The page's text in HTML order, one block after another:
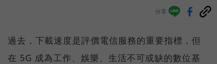
分享
過去，下載速度是評價電信服務的重要指標，但
在 5G 成為工作、娛樂、生活不可或缺的數位基